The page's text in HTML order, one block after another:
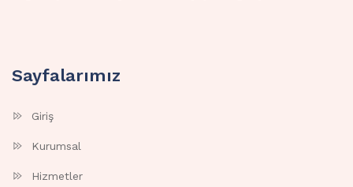
Sayfalarımız
Giriş
Kurumsal
Hizmetler